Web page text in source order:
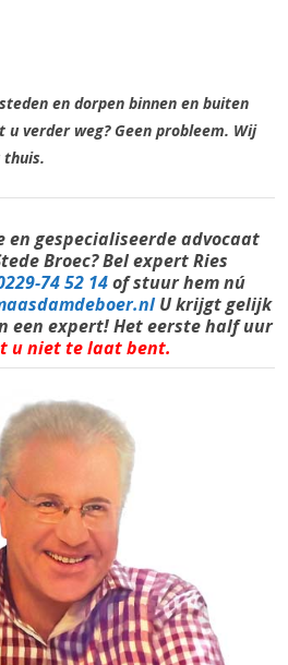
en dorpen binnen en buiten
u verder weg? Geen probleem. Wij
thuis.
en gespecialiseerdeadvocaat
Broec? Bel expert Ries
74 52 14of stuur hem nú
U krijgt gelijk
een expert! Het eerste half uur
u niet te laat bent.